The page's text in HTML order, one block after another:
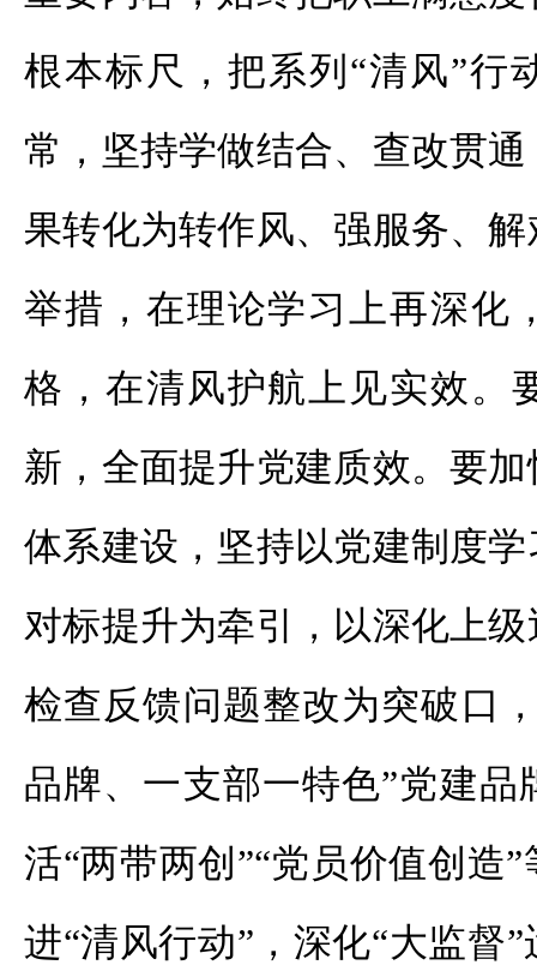
根本标尺，把系列“清风”行
常，坚持学做结合、查改贯
果转化为转作风、强服务、
举措，在理论学习上再深化
格，在清风护航上见实效。
新，全面提升党建质效。要
体系建设，坚持以党建制度
对标提升为牵引，以深化上
检查反馈问题整改为突破口
品牌、一支部一特色”党建品
活“两带两创”“党员价值创造
进“清风行动”，深化“大监督